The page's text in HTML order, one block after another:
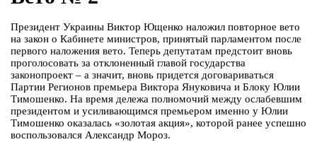
Президент Украины Виктор Ющенко наложил повторное вето
на закон о Кабинете министров, принятый парламентом после
первого наложения вето. Теперь депутатам предстоит вновь
проголосовать за отклоненный главой государства
законопроект – а значит, вновь придется договариваться
Партии Регионов премьера Виктора Януковича и Блоку Юлии
Тимошенко. На время дележа полномочий между ослабевшим
президентом и усиливающимся премьером именно у Юлии
Тимошенко оказалась «золотая акция», которой ранее успешно
воспользовался Александр Мороз.